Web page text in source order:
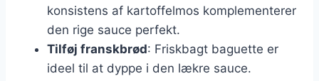
konsistens af kartoffelmos komplementerer
den rige sauce perfekt.
Tilføj franskbrød: Friskbagt baguette er
ideel til at dyppe i den lækre sauce.